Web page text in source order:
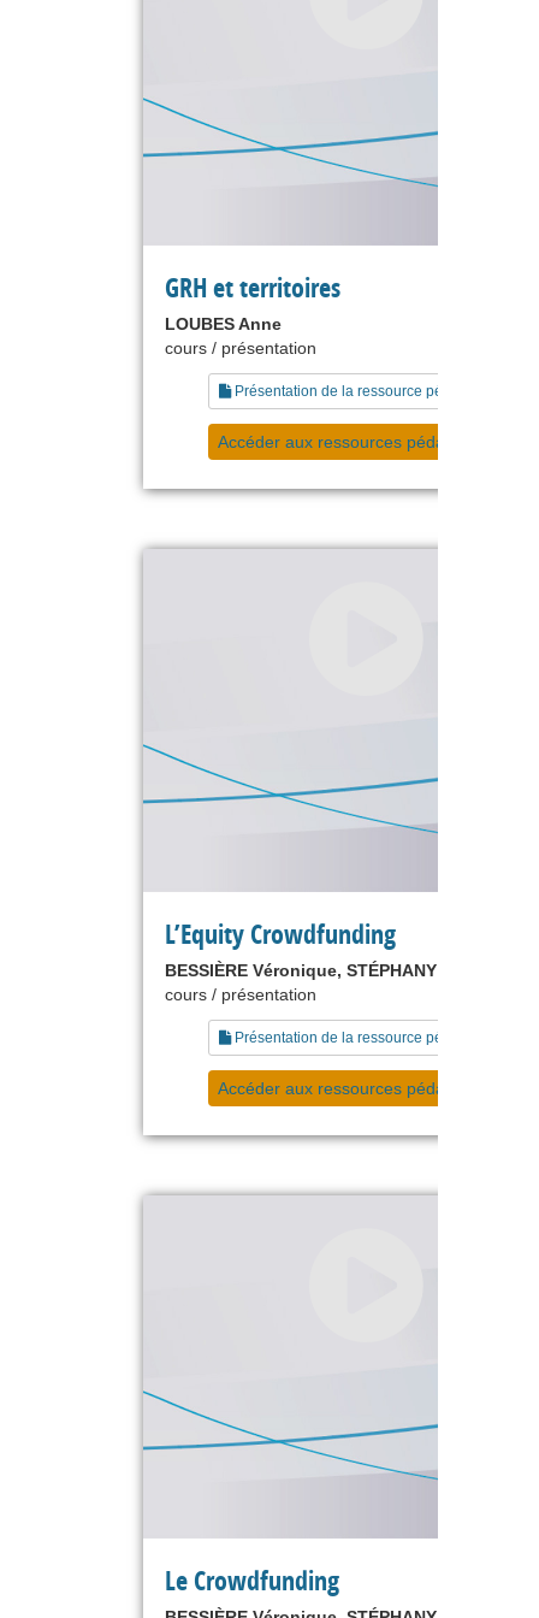
GRH et territoires
LOUBES Anne
cours / présentation
Présentation de la ressource pédagogique
Accéder aux ressources pédagogiques
L’Equity Crowdfunding
BESSIÈRE Véronique, STÉPHANY Eric
cours / présentation
Présentation de la ressource pédagogique
Accéder aux ressources pédagogiques
Le Crowdfunding